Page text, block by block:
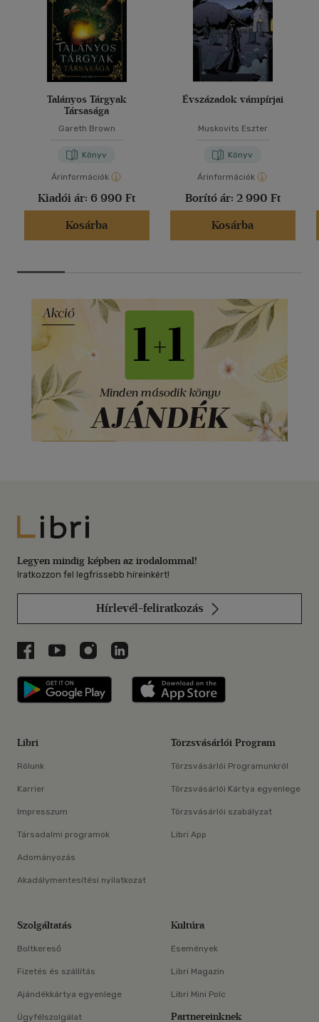
Talányos Tárgyak
Társasága
Gareth Brown
Könyv
Árinformációk
Kiadói ár: 6 990 Ft
Kosárba
Évszázadok vámpírjai
Muskovits Eszter
Könyv
Árinformációk
Borító ár: 2 990 Ft
Kosárba
Libri
Legyen mindig képben az irodalommal!
Iratkozzon fel legfrissebb híreinkért!
Hírlevél-feliratkozás
Libri a Facebookon
Libri a Youtube-on
Libri az Instagramon
Libri a LinkedInen
Libri applikáció Szerezd meg: Google
Libri
Rólunk
Karrier
Impresszum
Társadalmi programok
Adományozás
Akadálymentesítési nyilatkozat
Törzsvásárlói Program
Törzsvásárlói Programunkról
Törzsvásárlói Kártya egyenlege
Törzsvásárlói szabályzat
Libri App
Szolgáltatás
Boltkereső
Fizetés és szállítás
Ajándékkártya egyenlege
Ügyfélszolgálat
Kultúra
Események
Libri Magazin
Libri Mini Polc
Partnereinknek